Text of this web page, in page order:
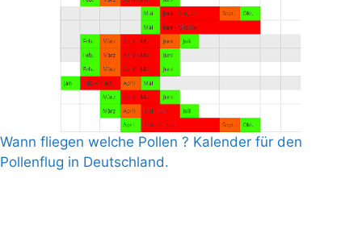
Wann fliegen welche Pollen ? Kalender für den
Pollenflug in Deutschland.